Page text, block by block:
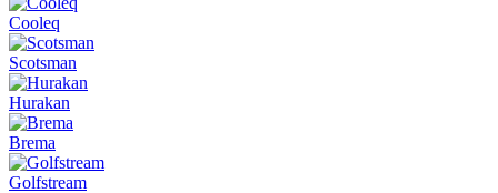
Cooleq
Scotsman
Hurakan
Brema
Golfstream